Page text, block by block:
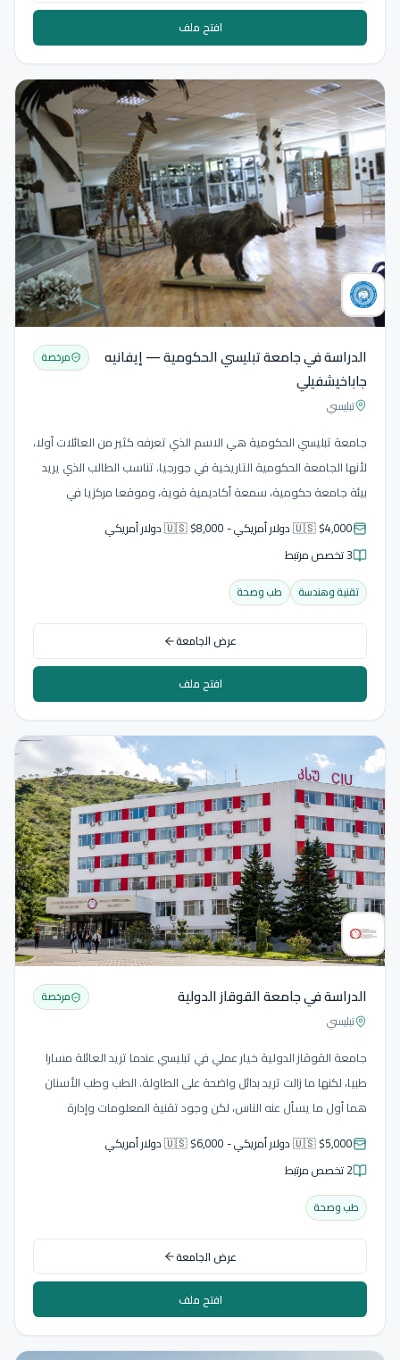
افتح ملف
الدراسة في جامعة تبليسي الحكومية — إيفانيه
جاباخيشفيلي
تبليسي
مرخصة
جامعة تبليسي الحكومية هي الاسم الذي تعرفه كثير من العائلات أولا،
لأنها الجامعة الحكومية التاريخية في جورجيا. تناسب الطالب الذي يريد
بيئة جامعة حكومية، سمعة أكاديمية قوية، وموقعا مركزيا في
تبليسي. في التخصصات الطبية ليست الأرخص، لكنها تحمل قيمة جامعة
وطنية عريقة.
🇺🇸 $4,000 دولار أمريكي - 🇺🇸 $8,000 دولار أمريكي
3 تخصص مرتبط
تقنية وهندسة طب وصحة
عرض الجامعة
افتح ملف
الدراسة في جامعة القوقاز الدولية
تبليسي
مرخصة
جامعة القوقاز الدولية خيار عملي في تبليسي عندما تريد العائلة مسارا
طبيا، لكنها ما زالت تريد بدائل واضحة على الطاولة. الطب وطب الأسنان
هما أول ما يسأل عنه الناس، لكن وجود تقنية المعلومات وإدارة
للطالب الذي يريد بيئة العاصمة ومقارنة سهلة، ونثبت الرسوم والدفعة
قبل تحريك الملف.
🇺🇸 $5,000 دولار أمريكي - 🇺🇸 $6,000 دولار أمريكي
2 تخصص مرتبط
طب وصحة
عرض الجامعة
افتح ملف